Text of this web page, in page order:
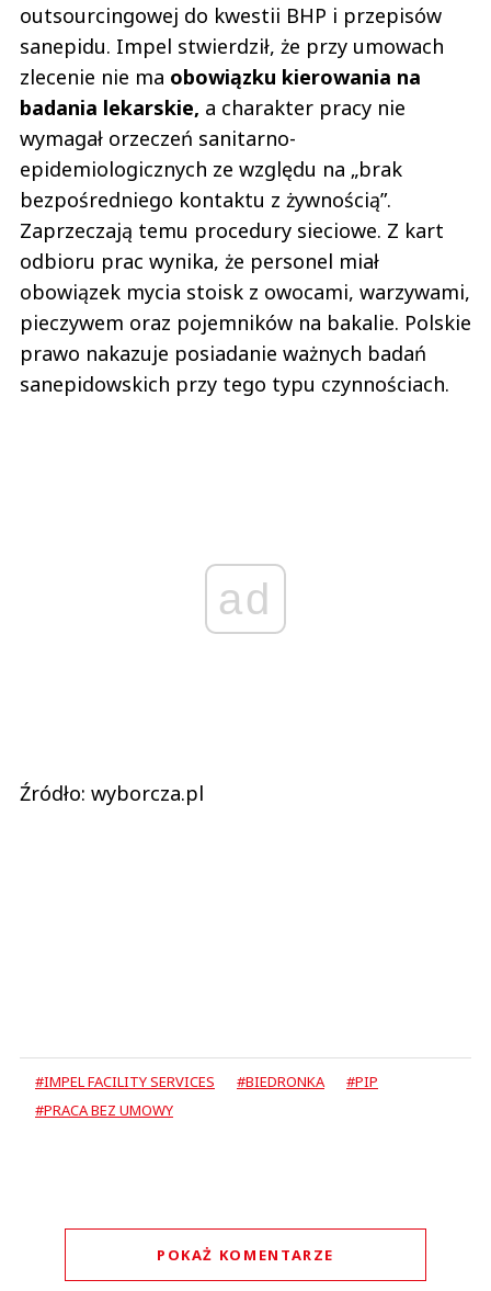
outsourcingowej do kwestii BHP i przepisów
sanepidu. Impel stwierdził, że przy umowach
zlecenie nie ma obowiązku kierowania na
badania lekarskie, a charakter pracy nie
wymagał orzeczeń sanitarno-
epidemiologicznych ze względu na „brak
bezpośredniego kontaktu z żywnością”.
Zaprzeczają temu procedury sieciowe. Z kart
odbioru prac wynika, że personel miał
obowiązek mycia stoisk z owocami, warzywami,
pieczywem oraz pojemników na bakalie. Polskie
prawo nakazuje posiadanie ważnych badań
sanepidowskich przy tego typu czynnościach.
ad
Źródło: wyborcza.pl
#IMPEL FACILITY SERVICES #BIEDRONKA
#PIP
#PRACA BEZ UMOWY
POKAŻ KOMENTARZE